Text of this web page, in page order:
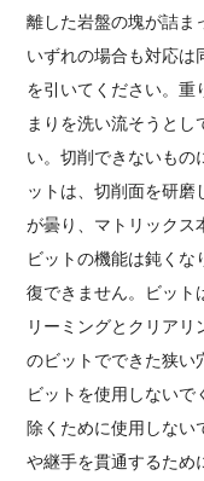
離した岩盤の塊が詰ま
いずれの場合も対応は
を引いてください。重
まりを洗い流そうと
い。切削できないもの
ットは、切削面を研
が曇り、マトリックス
ビットの機能は鈍く
復できません。ビット
リーミングとクリア
のビットでできた狭い
ビットを使用しないで
除くために使用しない
や継手を貫通するため